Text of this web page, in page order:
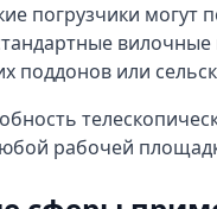
погрузчики
вилочные
поддонов или
рабочей